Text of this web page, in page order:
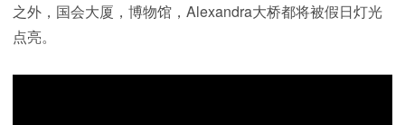
之外，国会大厦，博物馆，Alexandra大桥都将被假日灯光
点亮。